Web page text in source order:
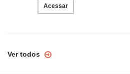
Acessar
Ver todos